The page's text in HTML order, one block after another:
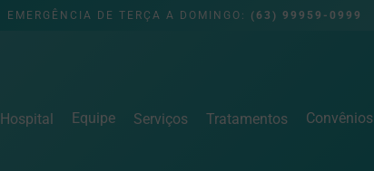
EMERGÊNCIA DE TERÇA A DOMINGO: (63) 99959-0999
Hospital Equipe Serviços Tratamentos Convênios